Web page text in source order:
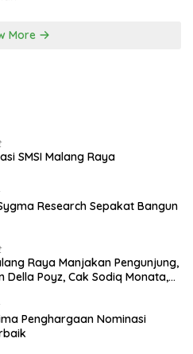
More
SMSI Malang Raya
Research Sepakat Bangun
Raya Manjakan Pengunjung,
Della Poyz, Cak Sodiq Monata,
Penghargaan Nominasi